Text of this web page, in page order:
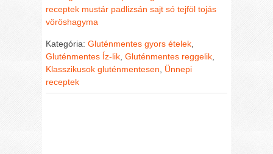
receptek mustár padlizsán sajt só tejföl tojás
vöröshagyma
Kategória:Gluténmentes gyors ételek
Gluténmentes Íz-lik ,Gluténmentes reggelik
Klasszikusok gluténmentesen
Ünnepi
receptek